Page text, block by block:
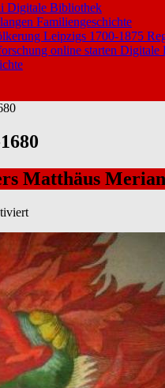
Digitale Bibliothek
Familiengeschichte
Leipzigs 1700-1875
online starten Digitale
Matthäus Merian
für
Sibylla
Merian:
Neues
Blumenbuch
1675-
1680